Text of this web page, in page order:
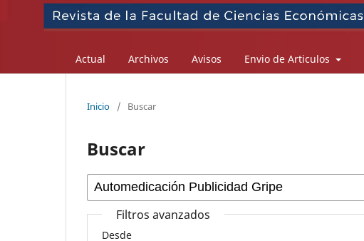
Actual Archivos Avisos Envio de Articulos
Inicio / Buscar
Buscar
Filtros avanzados
Desde